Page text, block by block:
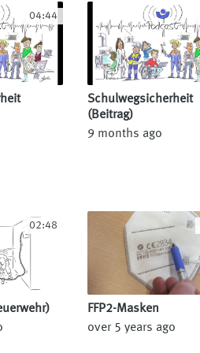
04:44
Schulwegsicherheit
(Beitrag)
9 months ago
02:48
FFP2-Masken
over 5 years ago